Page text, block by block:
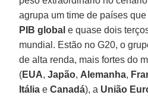
agrupa um time de países
PIB global e quase dois
mundial. Estão no G20, o
de alta renda, mais fortes do
(EUA,Japão, Alemanha,
Itália eCanadá), a União